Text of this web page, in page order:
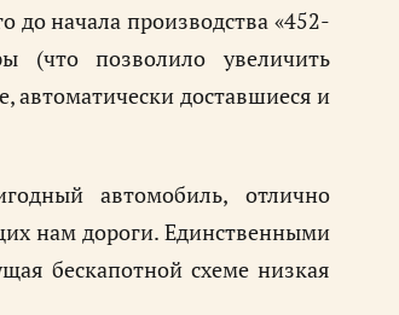
до начала производства «452-
(что позволило увеличить
автоматически доставшиеся и
автомобиль, отлично
нам дороги. Единственными
бескапотной схеме низкая